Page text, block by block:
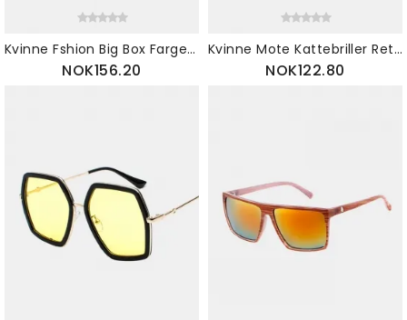
Kvinne Fshion Big Box Farge Mercury Solbriller Retro Bag Personlighet
NOK156.20
Kvinne Mote Kattebriller Retro Personlighet Flerfargede Søte Solbriller
NOK122.80